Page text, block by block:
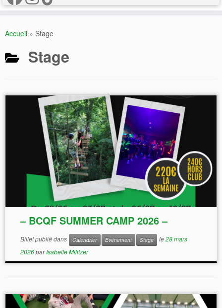
Accueil » Stage
Stage
emerick@bcqf.fr
– BCQF SUMMER CAMP 2026 –
Billet publié dans Calendrier Evénement Stage le28 mars
2026parIsabelle Militzer